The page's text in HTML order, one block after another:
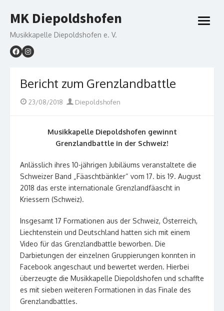
to
MK Diepoldshofen
Musikkapelle Diepoldshofen e. V.
open
Bericht zum Grenzlandbattle
Posted
23/08/2018 Author
Diepoldshofen
Musikkapelle Diepoldshofen gewinnt
Grenzlandbattle in der Schweiz!
Anlässlich ihres 10-jährigen Jubiläums veranstaltete die
Schweizer Band „Fäaschtbänkler“ vom 17. bis 19. August
2018 das erste internationale Grenzlandfäascht in
Kriessern (Schweiz).
Insgesamt 17 Formationen aus der Schweiz, Österreich,
Liechtenstein und Deutschland hatten sich mit einem
Video für das Grenzlandbattle beworben. Die
Darbietungen der einzelnen Gruppierungen konnten in
Facebook angeschaut und bewertet werden. Hierbei
überzeugte die Musikkapelle Diepoldshofen und schaffte
es mit sieben weiteren Formationen in das Finale des
Grenzlandbattles.